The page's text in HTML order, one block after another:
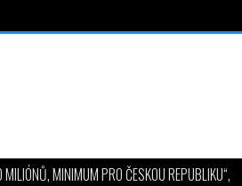
MINIMUM PRO ČESKOU REPUBLIKU“,